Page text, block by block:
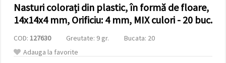
analiză și
acord să
utilizați
toate
cookie -
Nasturi colorați din plastic, în formă de floare,
14x14x4 mm, Orificiu: 4 mm, MIX culori - 20 buc.
COD: 127630 Greutate: 9 gr.
Bucata: 20
Adauga la favorite